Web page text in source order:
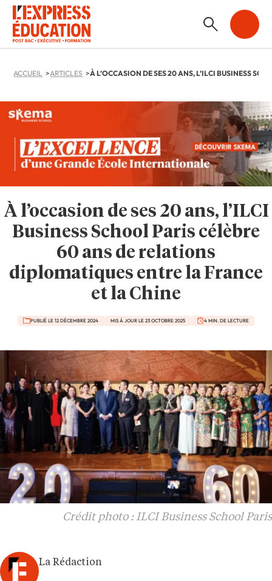
ACCUEIL ARTICLES
À l’occasion de ses 20 ans, l’ILCI
Business School Paris célèbre
60 ans de relations
diplomatiques entre la France
et la Chine
PUBLIÉ LE 12 DÉCEMBRE 2024 MIS À JOUR LE 23 OCTOBRE 2025 4 MIN. DE LECTURE
Crédit photo : ILCI Business School Paris
La Rédaction